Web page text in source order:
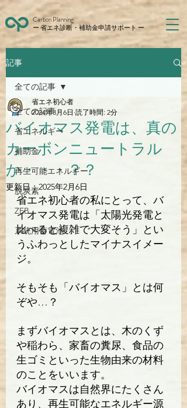
Carbon Planning
ー 省エネ診断・補助金申請サポート ー
記事
全ての記事
省エネルギー
補助金
再生可能エネルギー
脱炭素
ZEB
系統用蓄電池
全ての記事
バイオマス発電は、真の
カーボンニュートラル
か・・・？？
省エネ初心者
2024年3月6日 読了時間: 2分
更新日：2025年2月6日
省エネ初心者の私にとって、バ
イオマス発電は「太陽光発電と
比べると複雑で大変そう」とい
うふわっとしたマイナスイメー
ジ。
そもそも「バイオマス」とは何
ぞや…？
まずバイオマスとは、木のくず
や稲わら、家畜の糞尿、食品の
生ゴミといった生物由来の材料
のことをいいます。
バイオマスは自然界にたくさん
あり、再生可能なエネルギー源